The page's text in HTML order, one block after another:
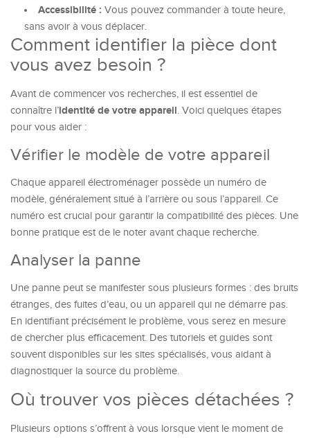
Accessibilité : Vous pouvez commander à toute heure,
sans avoir à vous déplacer.
Comment identifier la pièce dont
vous avez besoin ?
Avant de commencer vos recherches, il est essentiel de
connaître l’identité de votre appareil. Voici quelques étapes
pour vous aider :
Vérifier le modèle de votre appareil
Chaque appareil électroménager possède un numéro de
modèle, généralement situé à l’arrière ou sous l’appareil. Ce
numéro est crucial pour garantir la compatibilité des pièces. Une
bonne pratique est de le noter avant chaque recherche.
Analyser la panne
Une panne peut se manifester sous plusieurs formes : des bruits
étranges, des fuites d’eau, ou un appareil qui ne démarre pas.
En identifiant précisément le problème, vous serez en mesure
de chercher plus efficacement. Des tutoriels et guides sont
souvent disponibles sur les sites spécialisés, vous aidant à
diagnostiquer la source du problème.
Où trouver vos pièces détachées ?
Plusieurs options s’offrent à vous lorsque vient le moment de